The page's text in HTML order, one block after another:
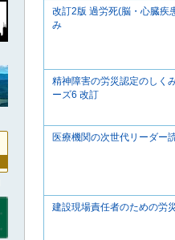
改訂2版 過労死(脳・心臓疾
み
精神障害の労災認定のしく
ーズ6 改訂
医療機関の次世代リーダー
建設現場責任者のための労